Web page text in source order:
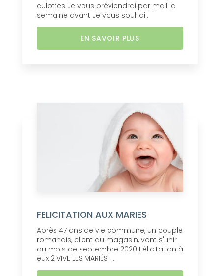
culottes Je vous préviendrai par mail la
semaine avant Je vous souhai...
EN SAVOIR PLUS
FELICITATION AUX MARIES
Après 47 ans de vie commune, un couple
romanais, client du magasin, vont s'unir
au mois de septembre 2020 Félicitation à
eux 2 VIVE LES MARIÉS ...